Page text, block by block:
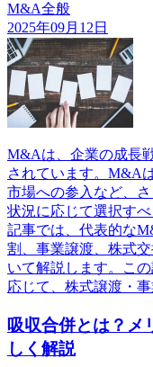
M&A全般
2025年09月12日
M&Aは、企業の成長
されています。M&A
市場への参入など、
状況に応じて選択す
記事では、代表的な
割、事業譲渡、株式
いて解説します。こ
応じて、株式譲渡・事
吸収合併とは？メ
しく解説